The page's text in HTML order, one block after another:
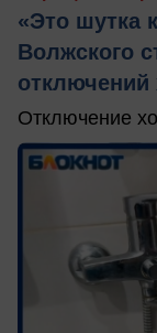
«Это шутка
Волжского
Отключение